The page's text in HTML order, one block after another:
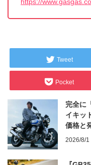
Tweet
Pocket
完全に
イキッ
価格と
2026/8/1